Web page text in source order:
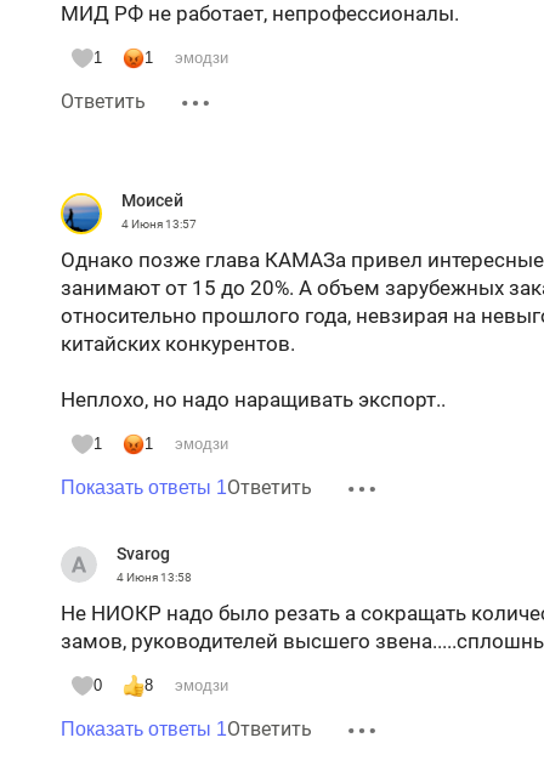
МИД РФ не работает, непрофессионалы.
1 1 эмодзи
Ответить
Moисeй
4 Июня13:57
Однако позже глава КАМАЗа привел
занимают от 15 до 20%. А объем зарубежных
относительно прошлого года, невзирая на
китайских конкурентов.
Неплохо, но надо наращивать экспорт..
1 1 эмодзи
Показать ответы 1Ответить
Svarog
4 Июня13:58
Не НИОКР надо было резать а сокращать
замов, руководителей высшего
0 8 эмодзи
Показать ответы 1Ответить